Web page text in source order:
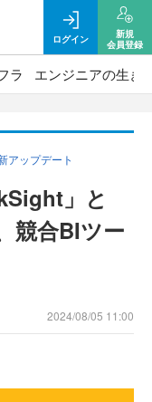
ログイン
新規
会員登録
ラ エンジニアの生き
アップデート
」と
競合BIツー
2024/08/05 11:00